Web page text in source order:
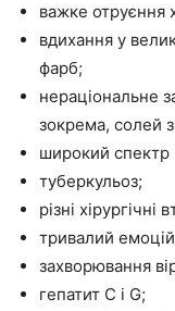
важке отруєння
вдихання у
фарб;
нераціональне
зокрема, солей
широкий спектр
туберкульоз;
різні хірургічні
тривалий
захворювання
гепатит С і G;